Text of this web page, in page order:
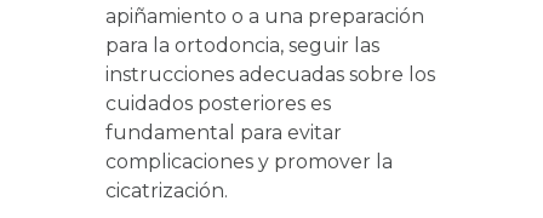
apiñamiento o a una preparación
para la ortodoncia, seguir las
instrucciones adecuadas sobre los
cuidados posteriores es
fundamental para evitar
complicaciones y promover la
cicatrización.